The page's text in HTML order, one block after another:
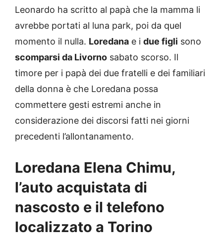
Leonardo ha scritto al papà che la mamma li
avrebbe portati al luna park, poi da quel
momento il nulla. Loredana e i due figli sono
scomparsi da Livorno sabato scorso. Il
timore per i papà dei due fratelli e dei familiari
della donna è che Loredana possa
commettere gesti estremi anche in
considerazione dei discorsi fatti nei giorni
precedenti l’allontanamento.
Loredana Elena Chimu,
l’auto acquistata di
nascosto e il telefono
localizzato a Torino